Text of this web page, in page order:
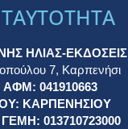
TAYTOTHTA
ΗΛΙΑΣ-ΕΚΔΟΣΕΙΣ
7, Καρπενήσι
ΑΦΜ: 041910663
ΚΑΡΠΕΝΗΣΙΟΥ
013710723000